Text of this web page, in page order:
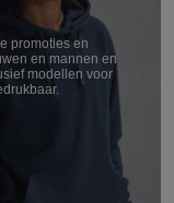
promoties en
en mannen en
modellen voor